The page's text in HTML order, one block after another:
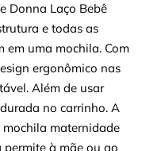
Donna Laço Bebê
e todas as
em uma mochila. Com
ergonômico nas
Além de usar
no carrinho. A
maternidade
permite à mãe ou ao